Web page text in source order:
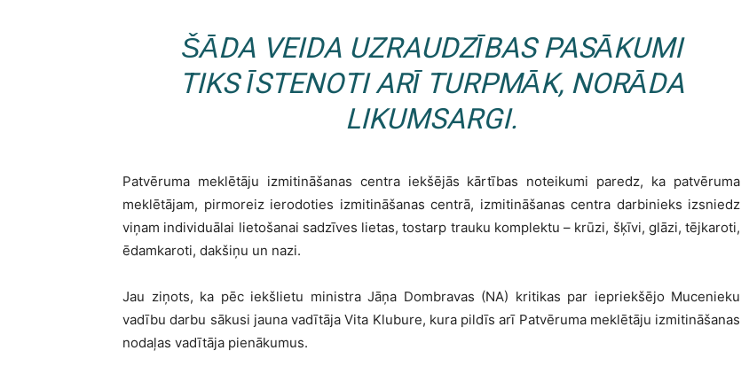
ŠĀDA VEIDA UZRAUDZĪBAS PASĀKUMI
TIKS ĪSTENOTI ARĪ TURPMĀK, NORĀDA
LIKUMSARGI.
Patvēruma meklētāju izmitināšanas centra iekšējās kārtības noteikumi paredz, ka patvēruma
meklētājam, pirmoreiz ierodoties izmitināšanas centrā, izmitināšanas centra darbinieks izsniedz
viņam individuālai lietošanai sadzīves lietas, tostarp trauku komplektu – krūzi, šķīvi, glāzi, tējkaroti,
ēdamkaroti, dakšiņu un nazi.
Jau ziņots, ka pēc iekšlietu ministra Jāņa Dombravas (NA) kritikas par iepriekšējo Mucenieku
vadību darbu sākusi jauna vadītāja Vita Klubure, kura pildīs arī Patvēruma meklētāju izmitināšanas
nodaļas vadītāja pienākumus.